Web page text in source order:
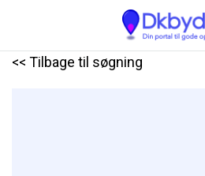
<< Tilbage til søgning